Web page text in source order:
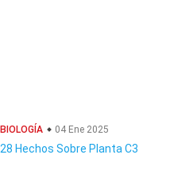
BIOLOGÍA 04 Ene 2025
28 Hechos Sobre Planta C3